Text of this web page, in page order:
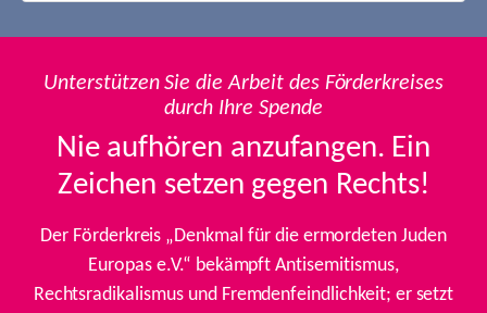
Unterstützen Sie die Arbeit des Förderkreises
durch Ihre Spende
Nie aufhören anzufangen. Ein
Zeichen setzen gegen Rechts!
Der Förderkreis „Denkmal für die ermordeten Juden
Europas e.V.“ bekämpft Antisemitismus,
Rechtsradikalismus und Fremdenfeindlichkeit; er setzt